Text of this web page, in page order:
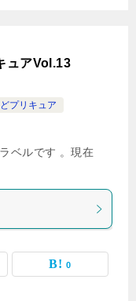
ュアVol.13
プリキュア
ベルです 。現在
0